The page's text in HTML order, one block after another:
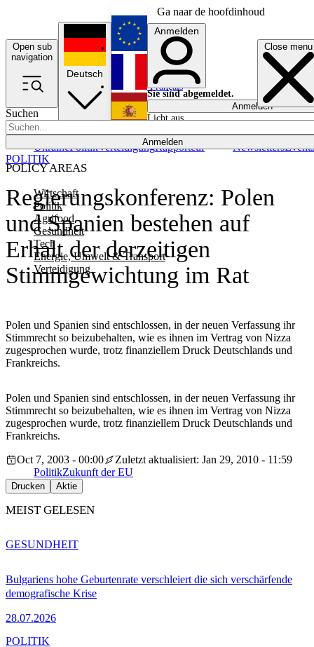
Ga naar de hoofdinhoud
Open sub
navigation
Close menu
Suchen
Anmelden
POLICY AREAS
Wirtschaft
Politik
Agrifood
Gesundheit
Tech
Energie, Umwelt & Transport
Verteidigung
UkrainePolitikVerteidigungRapporteur NewslettersEvents
Deutsch
English
Français
Anmelden
Sie sind abgemeldet.
Anmelden
Licht aus
Regierungskonferenz: Polen
und Spanien bestehen auf
Erhalt der derzeitigen
Stimmgewichtung im Rat
Polen und Spanien sind entschlossen, in der neuen Verfassung ihr
Stimmrecht so beizubehalten, wie es ihnen im Vertrag von Nizza
zugesprochen wurde, trotz finanziellem Druck Deutschlands und
Frankreichs.
POLITIK
Polen und Spanien sind entschlossen, in der neuen Verfassung ihr
Stimmrecht so beizubehalten, wie es ihnen im Vertrag von Nizza
zugesprochen wurde, trotz finanziellem Druck Deutschlands und
Frankreichs.
Oct 7, 2003 - 00:00
Zuletzt aktualisiert: Jan 29, 2010 - 11:59
PolitikZukunft der EU
Drucken Aktie
MEIST GELESEN
Bulgariens hohe Geburtenrate verschleiert die sich verschärfende
demografische Krise
28.07.2026
GESUNDHEIT
POLITIK